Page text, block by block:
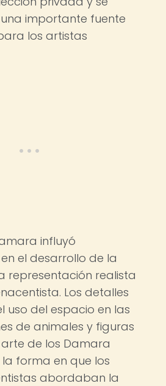
importante fuente
los artistas
influyó
el desarrollo de la
representación realista
Los detalles
uso del espacio en las
de animales y figuras
de los Damara
forma en que los
abordaban la